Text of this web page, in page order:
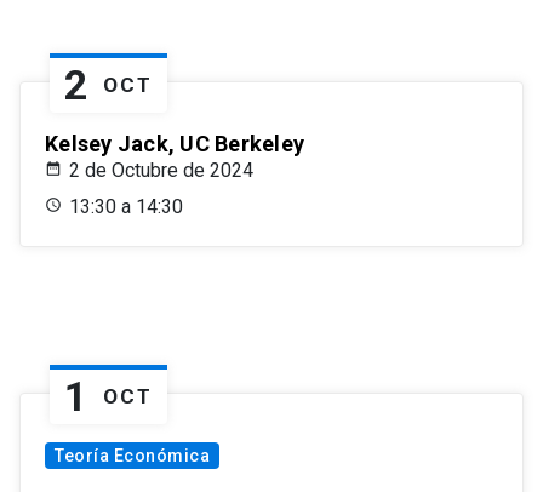
2 OCT
Kelsey Jack, UC Berkeley
2 de Octubre de 2024
13:30 a 14:30
1 OCT
Teoría Económica